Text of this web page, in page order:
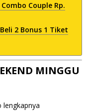
Couple Rp.
2 Bonus 1 Tiket
MINGGU
lengkapnya